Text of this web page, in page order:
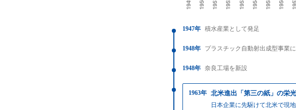
1947年 積水産業として発足
1948年 プラスチック自動射出成型事業に
1948年 奈良工場を新設
1963年 北米進出「第三の紙」の栄
日本企業に先駆けて北米で現